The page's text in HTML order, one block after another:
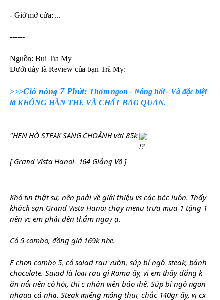
- Giờ mở cửa: ...
------
Nguồn: Bui Tra My
Dưới đây là Review của bạn Trà My:
>>>Giò nóng 7 Phút: Thơm ngon - Nóng hổi - Và đặc biệt
là KHÔNG HÀN THE VÀ CHẤT BẢO QUẢN.
"HẸN HÒ STEAK SANG CHOẢNH với 85k
[ Grand Vista Hanoi- 164 Giảng Võ ]
Khó tin thật sự, nên phải về giới thiệu vs các bác luôn. Thấy
khách sạn Grand Vista Hanoi chạy menu trưa mua 1 tặng 1
nên vc em phải đến thẩm ngay ạ.
Có 5 combo, đồng giá 169k nhe.
E chọn combo 5, có salad rau vườn, súp bí ngô, steak, bánh
chocolate. Salad là loại rau gì Roma ấy, vì em thấy đắng k
ăn nổi nên có hỏi, thì c nhân viên bảo thế. Súp bí ngô ngon
nhaaa cả nhà. Steak miếng mỏng thui, chắc 140gr ấy, vị cx